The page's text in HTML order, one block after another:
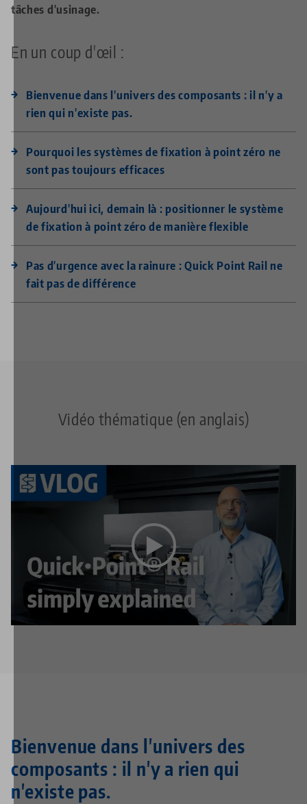
tâches d'usinage.
En un coup d'œil :
Bienvenue dans l'univers des composants : il n'y a
rien qui n'existe pas.
Pourquoi les systèmes de fixation à point zéro ne
sont pas toujours efficaces
Aujourd'hui ici, demain là : positionner le système
de fixation à point zéro de manière flexible
Pas d'urgence avec la rainure : Quick Point Rail ne
fait pas de différence
Vidéo thématique (en anglais)
Cette vidéo est hébergée sur YouTube. Pour regarder
la vidéo, veuillez accepter les cookies média dans les
paramètres de confidentialitédie Media-Cookies.
Bienvenue dans l'univers des
composants : il n'y a rien qui
n'existe pas.